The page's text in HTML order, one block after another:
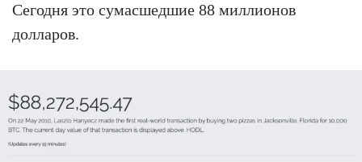
Сегодня это сумасшедшие 88 миллионов
долларов.